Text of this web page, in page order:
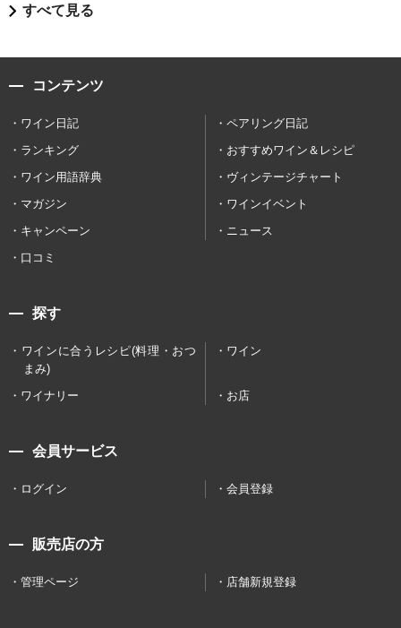
すべて見る
コンテンツ
ワイン日記
ペアリング日記
ランキング
おすすめワイン＆レシピ
ワイン用語辞典
ヴィンテージチャート
マガジン
ワインイベント
キャンペーン
ニュース
口コミ
探す
ワインに合うレシピ(料理・おつ
まみ)
ワイン
ワイナリー お店
会員サービス
ログイン 会員登録
販売店の方
管理ページ 店舗新規登録